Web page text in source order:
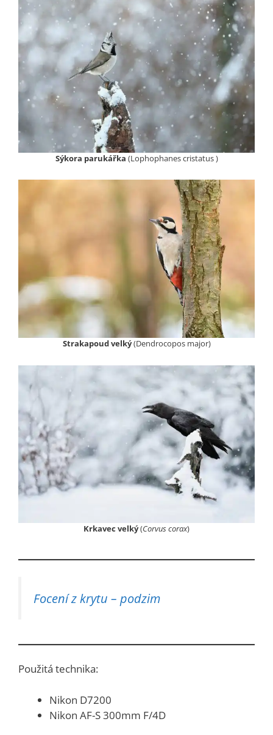
Sýkora parukářka (Lophophanes cristatus )
Strakapoud velký(Dendrocopos major)
Krkavec velký(Corvus corax)
Focení z krytu – podzim
Použitá technika:
Nikon D7200
Nikon AF-S 300mm F/4D